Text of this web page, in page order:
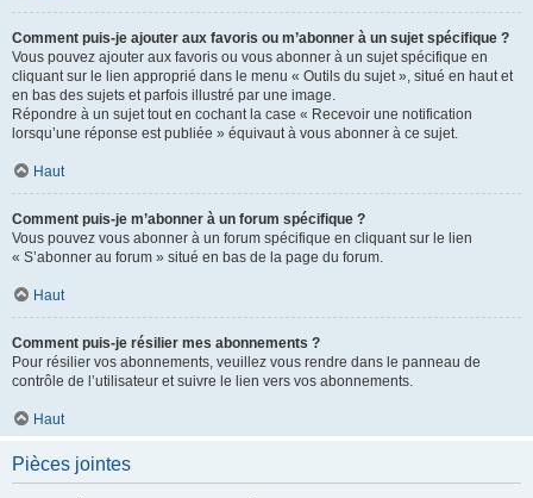
Comment puis-je ajouter aux favoris ou m’abonner à un sujet spécifique ?
Vous pouvez ajouter aux favoris ou vous abonner à un sujet spécifique en
cliquant sur le lien approprié dans le menu « Outils du sujet », situé en haut et
en bas des sujets et parfois illustré par une image.
Répondre à un sujet tout en cochant la case « Recevoir une notification
lorsqu’une réponse est publiée » équivaut à vous abonner à ce sujet.
Haut
Comment puis-je m’abonner à un forum spécifique ?
Vous pouvez vous abonner à un forum spécifique en cliquant sur le lien
« S’abonner au forum » situé en bas de la page du forum.
Haut
Comment puis-je résilier mes abonnements ?
Pour résilier vos abonnements, veuillez vous rendre dans le panneau de
contrôle de l’utilisateur et suivre le lien vers vos abonnements.
Haut
Pièces jointes